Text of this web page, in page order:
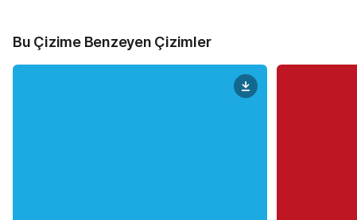
Bu Çizime Benzeyen Çizimler